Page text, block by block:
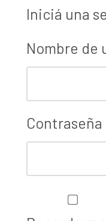
Iniciá una
Nombre de
Contraseña